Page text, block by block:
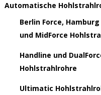
Automatische
Berlin Force,
und MidForce
Handline und
Hohlstrahlrohre
Ultimatic